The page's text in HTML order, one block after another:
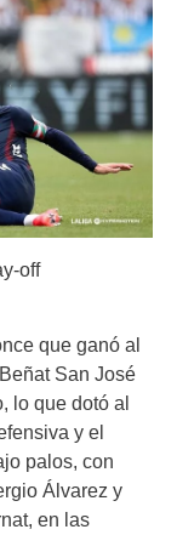
off
que ganó al
San José
lo que dotó al
y el
palos, con
Álvarez y
en las